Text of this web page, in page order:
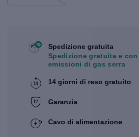
Spedizione gratuita
Spedizione gratuita e
emissioni di gas serra
14 giorni di reso gratuito
Garanzia
Cavo di alimentazione